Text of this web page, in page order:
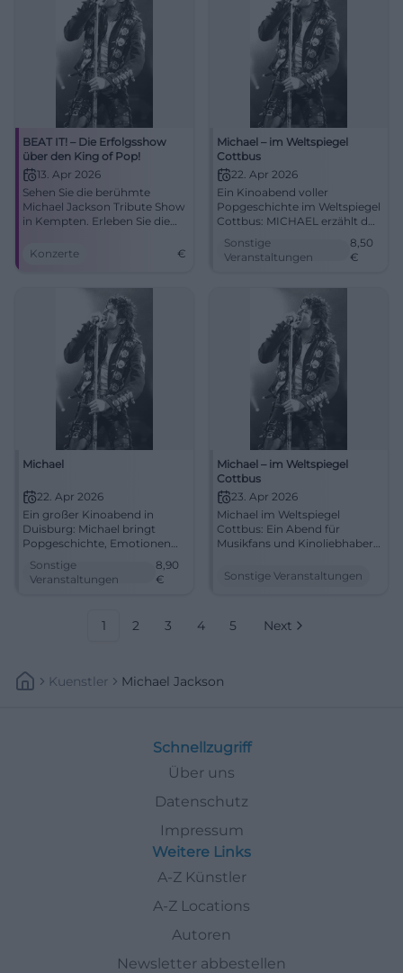
BEAT IT! – Die Erfolgsshow
über den King of Pop!
13. Apr 2026
Sehen Sie die berühmte
Michael Jackson Tribute Show
in Kempten. Erleben Sie die
spektakuläre Tänze!
Konzerte €
Michael – im Weltspiegel
Cottbus
22. Apr 2026
Ein Kinoabend voller
Popgeschichte im Weltspiegel
Cottbus: MICHAEL erzählt das
Leben der Musikikone mit
großer emotionaler Wucht.
22.04.2026 ab 17 Uhr, ab 8,50
Sonstige
Veranstaltungen
8,50
€
Michael
22. Apr 2026
Ein großer Kinoabend in
Duisburg: Michael bringt
Popgeschichte, Emotionen
und starke Bilder ins
filmforum am Dellplatz.
22.04.2026, ab 8,90 €.
Sonstige
Veranstaltungen
8,90
€
Michael – im Weltspiegel
Cottbus
23. Apr 2026
Michael im Weltspiegel
Cottbus: Ein Abend für
Musikfans und Kinoliebhaber.
Leinwand am 23.04.2026 um
Sonstige Veranstaltungen
1 2 3 4 5 Next
Kuenstler Michael Jackson
Schnellzugriff
Über uns
Datenschutz
Impressum
Weitere Links
A-Z Künstler
A-Z Locations
Autoren
Newsletter abbestellen